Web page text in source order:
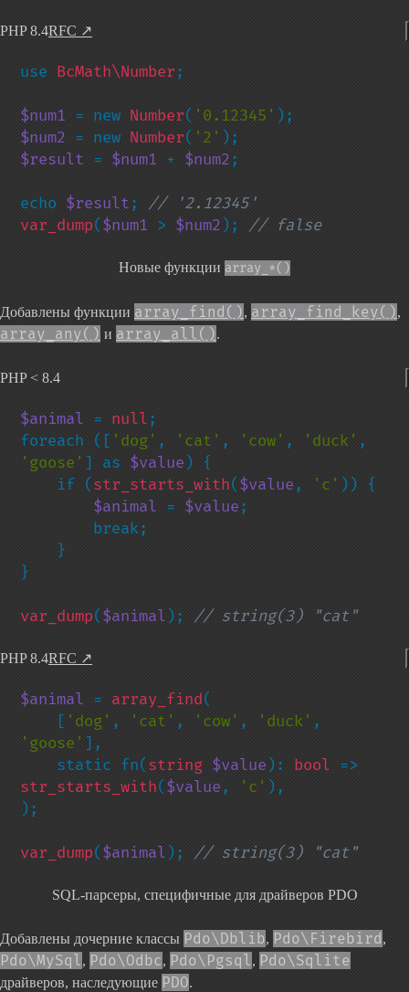
PHP 8.4RFC ↗
use BcMath\Number;
$num1 = new Number( '0.12345'
$num2 = new Number( '2'
$result = $num1 + $num2;
echo $result;
var_dump($num1 > $num2 ); // false
Новые функции array_*()
Добавлены функции array_find(), array_find_key(),
array_any() и array_all().
PHP < 8.4
$animal = null;
foreach ([ 'dog' , 'cat' , 'cow' , 'duck'
'goose' ] as $value ) {
    if (
str_starts_with($value , 'c' )) {
$animal = $value;
}
var_dump($animal ); // string(3) "cat"
PHP 8.4RFC ↗
$animal = array_find(
    [
'dog' , 'cat' , 'cow' , 'duck'
'goose' ],
    static fn(
string $value ): bool
str_starts_with($value , 'c' ),
);
var_dump($animal ); // string(3) "cat"
SQL-парсеры, специфичные для драйверов PDO
Добавлены дочерние классы Pdo\Dblib, Pdo\Firebird,
Pdo\MySql, Pdo\Odbc, Pdo\Pgsql, Pdo\Sqlite
драйверов, наследующие PDO.